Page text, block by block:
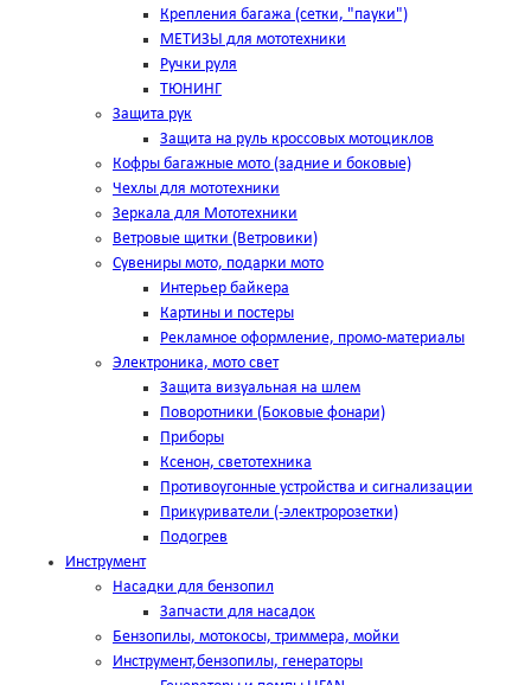
Крепления багажа (сетки, "пауки")
МЕТИЗЫ для мототехники
Ручки руля
ТЮНИНГ
Защита рук
Защита на руль кроссовых мотоциклов
Кофры багажные мото (задние и боковые)
Чехлы для мототехники
Зеркала для Мототехники
Ветровые щитки (Ветровики)
Сувениры мото, подарки мото
Интерьер байкера
Картины и постеры
Рекламное оформление, промо-материалы
Электроника, мото свет
Защита визуальная на шлем
Поворотники (Боковые фонари)
Приборы
Ксенон, светотехника
Противоугонные устройства и сигнализации
Прикуриватели (-электророзетки)
Подогрев
Инструмент
Насадки для бензопил
Запчасти для насадок
Бензопилы, мотокосы, триммера, мойки
Инструмент,бензопилы, генераторы